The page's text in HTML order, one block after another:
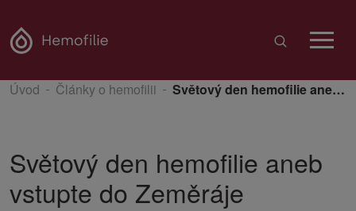
Úvod Články o hemofilii Světový den hemofilie aneb vstupte do Zeměráje
Světový den hemofilie aneb
vstupte do Zeměráje